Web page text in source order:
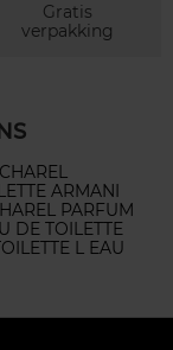
Gratis
verpakking
ARMANI
PARFUM
DE TOILETTE
L EAU